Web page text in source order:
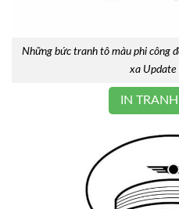
Những bức tranh tô màu phi công
xa
IN